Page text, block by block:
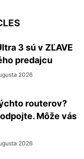
3 sú v ZĽAVE
predajcu
2026
routerov?
Môže vás
2026